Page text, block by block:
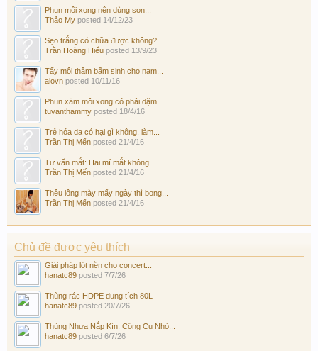
Phun môi xong nên dùng son...
Thảo My posted 14/12/23
Sẹo trắng có chữa được không?
Trần Hoàng Hiếu posted 13/9/23
Tẩy môi thâm bẩm sinh cho nam...
alovn posted 10/11/16
Phun xăm môi xong có phải dặm...
tuvanthammy posted 18/4/16
Trẻ hóa da có hại gì không, làm...
Trần Thị Mến posted 21/4/16
Tư vấn mắt: Hai mí mắt không...
Trần Thị Mến posted 21/4/16
Thêu lông mày mấy ngày thì bong...
Trần Thị Mến posted 21/4/16
Chủ đề được yêu thích
Giải pháp lót nền cho concert...
hanatc89 posted 7/7/26
Thùng rác HDPE dung tích 80L
hanatc89 posted 20/7/26
Thùng Nhựa Nắp Kín: Công Cụ Nhỏ...
hanatc89 posted 6/7/26